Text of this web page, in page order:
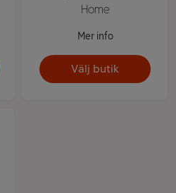
Home
Mer info
Välj butik